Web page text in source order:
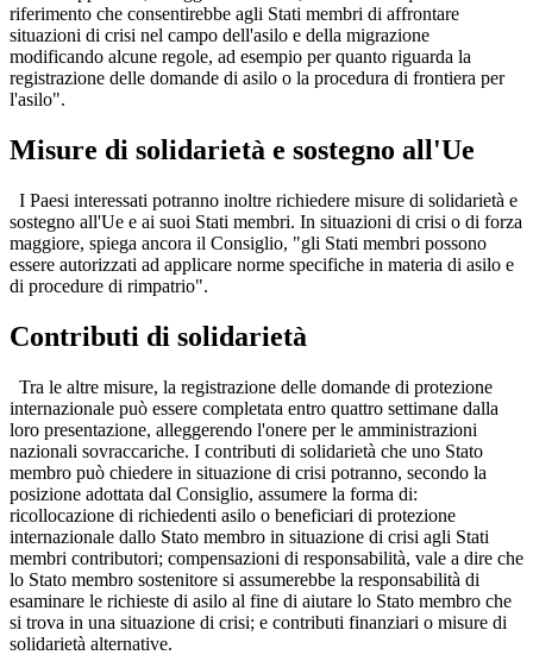
riferimento che consentirebbe agli Stati membri di affrontare
situazioni di crisi nel campo dell'asilo e della migrazione
modificando alcune regole, ad esempio per quanto riguarda la
registrazione delle domande di asilo o la procedura di frontiera per
l'asilo".
Misure di solidarietà e sostegno all'Ue
I Paesi interessati potranno inoltre richiedere misure di solidarietà e
sostegno all'Ue e ai suoi Stati membri. In situazioni di crisi o di forza
maggiore, spiega ancora il Consiglio, "gli Stati membri possono
essere autorizzati ad applicare norme specifiche in materia di asilo e
di procedure di rimpatrio".
Contributi di solidarietà
Tra le altre misure, la registrazione delle domande di protezione
internazionale può essere completata entro quattro settimane dalla
loro presentazione, alleggerendo l'onere per le amministrazioni
nazionali sovraccariche. I contributi di solidarietà che uno Stato
membro può chiedere in situazione di crisi potranno, secondo la
posizione adottata dal Consiglio, assumere la forma di:
ricollocazione di richiedenti asilo o beneficiari di protezione
internazionale dallo Stato membro in situazione di crisi agli Stati
membri contributori; compensazioni di responsabilità, vale a dire che
lo Stato membro sostenitore si assumerebbe la responsabilità di
esaminare le richieste di asilo al fine di aiutare lo Stato membro che
si trova in una situazione di crisi; e contributi finanziari o misure di
solidarietà alternative.